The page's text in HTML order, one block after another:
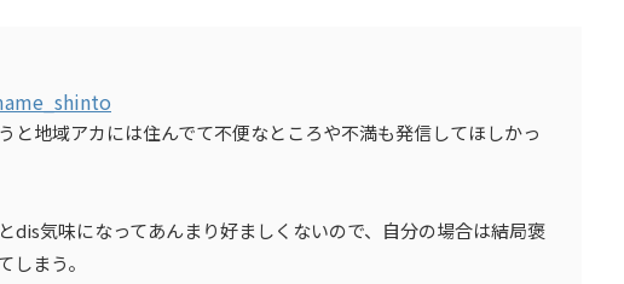
と地域アカには住んでて不便なところや不満も発信してほしかっ
dis気味になってあんまり好ましくないので、自分の場合は結局褒
しまう。